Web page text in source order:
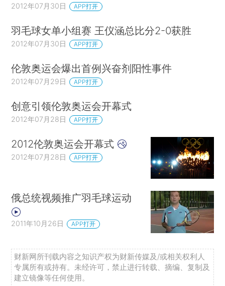
2012年07月30日 APP打开
羽毛球女单小组赛 王仪涵总比分2-0获胜
2012年07月30日 APP打开
伦敦奥运会爆出首例兴奋剂阳性事件
2012年07月29日 APP打开
创意引领伦敦奥运会开幕式
2012年07月28日 APP打开
2012伦敦奥运会开幕式
2012年07月28日 APP打开
俄总统视频推广羽毛球运动
2011年10月26日 APP打开
财新网所刊载内容之知识产权为财新传媒及/或相关权利人
专属所有或持有。未经许可，禁止进行转载、摘编、复制及
建立镜像等任何使用。